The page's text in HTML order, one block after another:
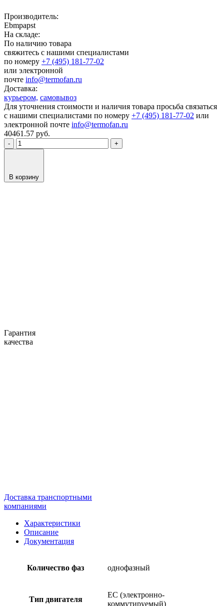
Производитель:
Ebmpapst
На складе:
По наличию товара
свяжитесь с нашими специалистами
по номеру +7 (495) 181-77-02
или электронной
почте info@termofan.ru
Доставка:
курьером, самовывоз
Для уточнения стоимости и наличия товара просьба связаться
с нашими специалистами по номеру +7 (495) 181-77-02 или
электронной почте info@termofan.ru
40461.57 руб.
- +
В корзину
Гарантия
качества
Доставка транспортными
компаниями
Характеристики
Описание
Документация
Количество фаз однофазный
Тип двигателя
EC (электронно-
коммутируемый)